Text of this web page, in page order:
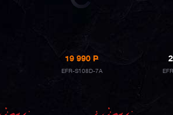
19 990P
EFR-S108D-7A